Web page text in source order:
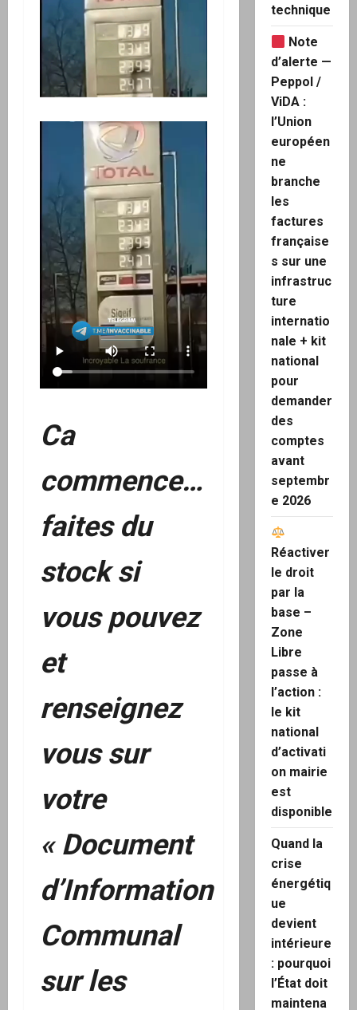
Ca
commence…
faites du
stock si
vous pouvez
et
renseignez
vous sur
votre
« Document
d’Information
Communal
sur les
technique
Note
d’alerte —
Peppol /
ViDA :
l’Union
européen
ne
branche
les
factures
française
s sur une
infrastruc
ture
internatio
nale + kit
national
pour
demander
des
comptes
avant
septembr
e 2026
Réactiver
le droit
par la
base –
Zone
Libre
passe à
l’action :
le kit
national
d’activati
on mairie
est
disponible
Quand la
crise
énergétiq
ue
devient
intérieure
: pourquoi
l’État doit
maintena